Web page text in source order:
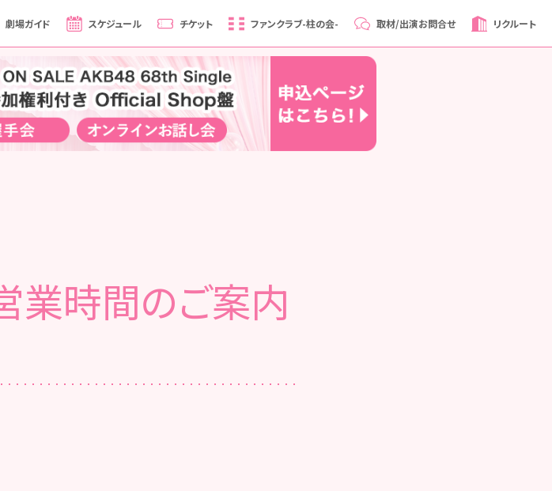
劇場ガイド スケジュール チケット ファンクラブ-柱の会- 取材/出演お問合せ リクルート
時間のご案内